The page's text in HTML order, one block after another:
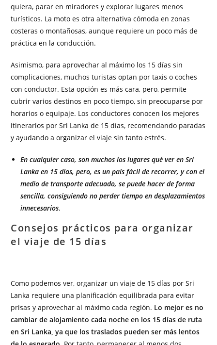
quiera, parar en miradores y explorar lugares menos
turísticos. La moto es otra alternativa cómoda en zonas
costeras o montañosas, aunque requiere un poco más de
práctica en la conducción.
Asimismo, para aprovechar al máximo los 15 días sin
complicaciones, muchos turistas optan por taxis o coches
con conductor. Esta opción es más cara, pero, permite
cubrir varios destinos en poco tiempo, sin preocuparse por
horarios o equipaje. Los conductores conocen los mejores
itinerarios por Sri Lanka de 15 días, recomendando paradas
y ayudando a organizar el viaje sin tanto estrés.
En cualquier caso, son muchos los lugares qué ver en Sri
Lanka en 15 días, pero, es un país fácil de recorrer, y con el
medio de transporte adecuado, se puede hacer de forma
sencilla, consiguiendo no perder tiempo en desplazamientos
innecesarios.
Consejos prácticos para organizar
el viaje de 15 días
Como podemos ver, organizar un viaje de 15 días por Sri
Lanka requiere una planificación equilibrada para evitar
prisas y aprovechar al máximo cada región. Lo mejor es no
cambiar de alojamiento cada noche en los 15 días de ruta
en Sri Lanka, ya que los traslados pueden ser más lentos